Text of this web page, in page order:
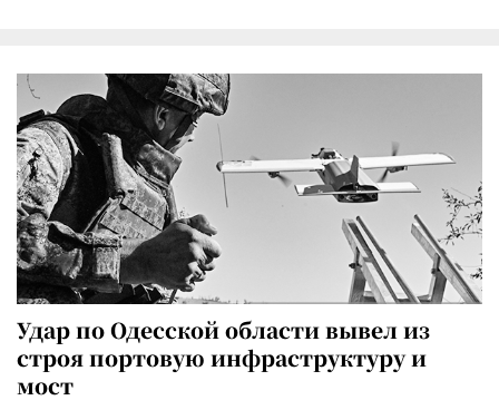
Удар по Одесской области вывел из
строя портовую инфраструктуру и
мост